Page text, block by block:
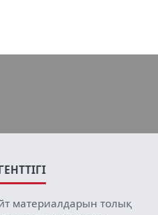
материалдарын толық